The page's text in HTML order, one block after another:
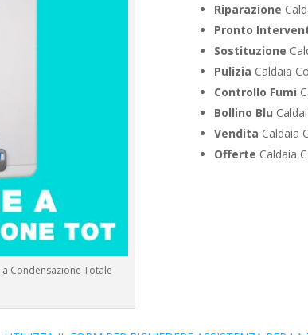
Condensazione Totale
Riparazione
Pronto
Sostituzione
Pulizia Caldaia
Controllo Fumi
Bollino Blu
Vendita Caldaia
Offerte Caldaia